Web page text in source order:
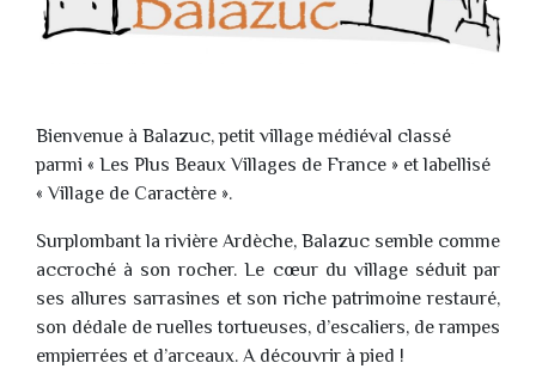
Bienvenue à Balazuc, petit village médiéval classé
parmi « Les Plus Beaux Villages de France » et labellisé
« Village de Caractère ».
Surplombant la rivière Ardèche, Balazuc semble comme
accroché à son rocher. Le cœur du village séduit par
ses allures sarrasines et son riche patrimoine restauré,
son dédale de ruelles tortueuses, d’escaliers, de rampes
empierrées et d’arceaux. A découvrir à pied !